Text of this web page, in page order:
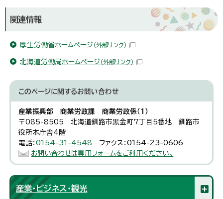
関連情報
厚生労働省ホームページ （外部リンク）
北海道労働局ホームページ （外部リンク）
このページに関するお問い合わせ
産業振興部 商業労政課 商業労政係（1）
〒085-8505 北海道釧路市黒金町7丁目5番地 釧路市
役所本庁舎4階
電話：0154-31-4548
ファクス：0154-23-0606
お問い合わせは専用フォームをご利用ください。
産業・ビジネス・観光